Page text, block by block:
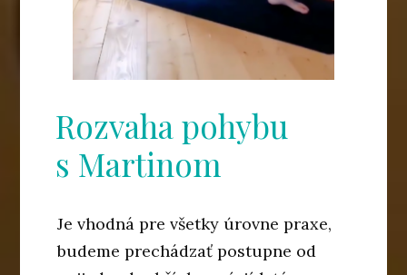
Rozvaha pohybu
s Martinom
Je vhodná pre všetky úrovne praxe,
budeme prechádzať postupne od